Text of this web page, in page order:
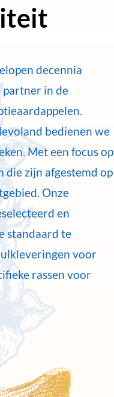
decennia
in de
bedienen we
Met een focus op
die zijn afgestemd op
Onze
en
standaard te
voor
rassen voor